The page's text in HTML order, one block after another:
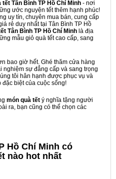
tết Tân Bình TP Hồ Chí Minh - nơi
ước nguyện tết thêm hạnh phúc!
uy tín, chuyên mua bán, cung cấp
rẻ duy nhất tại Tân Bình TP Hồ
Tân Bình TP Hồ Chí Minh là địa
mẫu giỏ quà tết cao cấp, sang
bao giờ hết. Ghé thăm cửa hàng
nghiệm sự đẳng cấp và sang trọng
tôi hân hạnh được phục vụ và
biệt của cuộc sống!
món quà tết ý nghĩa tặng người
ra, bạn cũng có thể chọn các
Hồ Chí Minh có
nào hot nhất